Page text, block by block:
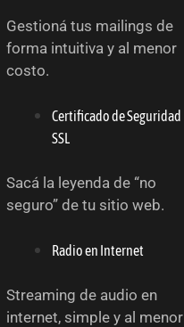
Gestioná tus mailings de
forma intuitiva y al menor
costo.
Certificado de Seguridad
SSL
Sacá la leyenda de “no
seguro” de tu sitio web.
Radio en Internet
Streaming de audio en
internet, simple y al menor